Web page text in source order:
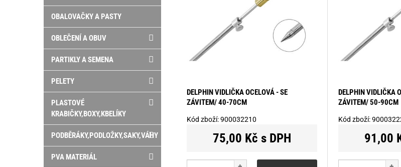
DELPHIN VIDLIČKA OCELOVÁ - SE
ZÁVITEM/ 40-70CM
Kód zboží:900032210
75,00 Kč s DPH
DELPHIN VIDLIČKA
ZÁVITEM/ 50-90CM
Kód zboží:
91,00
OBALOVAČKY A PASTY
OBLEČENÍ A OBUV
PARTIKLY A SEMENA
PELETY
PLASTOVÉ
KRABIČKY,BOXY,KBELÍKY
PODBĚRÁKY,PODLOŽKY,SAKY,VÁHY
PVA MATERIÁL